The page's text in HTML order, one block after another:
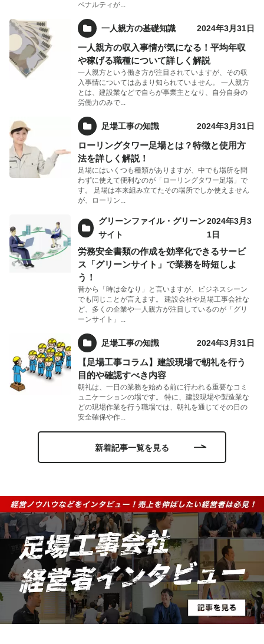
ペナルティが...
一人親方の基礎知識 2024年3月31日
一人親方の収入事情が気になる！平均年収
や稼げる職種について詳しく解説
一人親方という働き方が注目されていますが、その収
入事情についてはあまり知られていません。 一人親方
とは、建設業などで自らが事業主となり、自分自身の
労働力のみで...
足場工事の知識 2024年3月31日
ローリングタワー足場とは？特徴と使用方
法を詳しく解説！
足場にはいくつも種類がありますが、中でも場所を問
わずに使えて便利なのが「ローリングタワー足場」で
す。 足場は本来組み立てたその場所でしか使えません
が、ローリン...
グリーンファイル・グリーン
サイト
2024年3月3
1日
労務安全書類の作成を効率化できるサービ
ス「グリーンサイト」で業務を時短しよ
う！
昔から「時は金なり」と言いますが、ビジネスシーン
でも同じことが言えます。 建設会社や足場工事会社な
ど、多くの企業や一人親方が注目しているのが「グリ
ーンサイト」...
足場工事の知識 2024年3月31日
【足場工事コラム】建設現場で朝礼を行う
目的や確認すべき内容
朝礼は、一日の業務を始める前に行われる重要なコミ
ュニケーションの場です。 特に、建設現場や製造業な
どの現場作業を行う職場では、朝礼を通じてその日の
安全確保や作...
新着記事一覧を見る